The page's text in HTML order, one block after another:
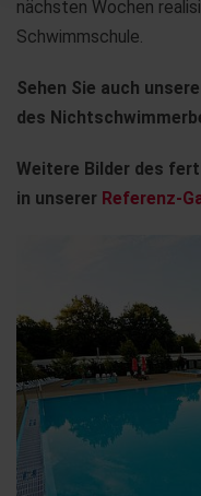
nächsten Wochen
Schwimmschule.
Sehen Sie auch
des
Weitere Bilder des
in unserer Referenz-